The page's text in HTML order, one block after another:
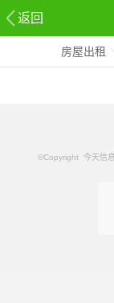
返回
房屋出租
©Copyright 今天信